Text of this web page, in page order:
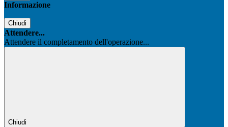
Informazione
Chiudi
Attendere...
Attendere il completamento dell'operazione...
Chiudi